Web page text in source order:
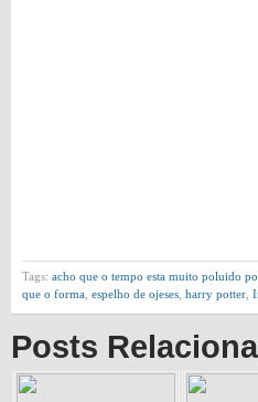
Tags: acho que o tempo esta muito poluido
que o forma espelho de ojeses harry potter
Posts